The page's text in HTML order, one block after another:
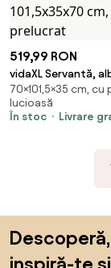
519,99 RON
vidaXL Servantă,
101,5x35x70 cm,
70×101,5×35 cm, cu
lucioasă
În stoc
Livrare
Descoperă,
inspiră-te și